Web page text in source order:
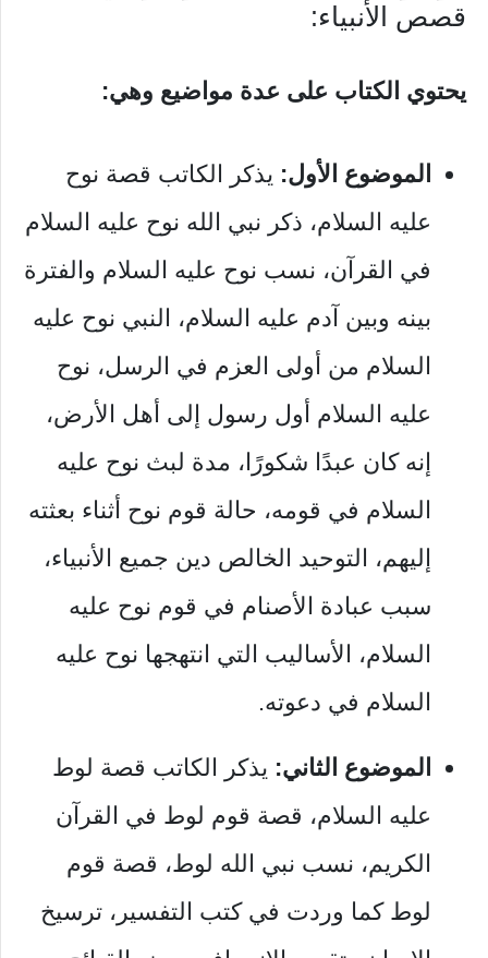
قصص الأنبياء:
يحتوي الكتاب على عدة مواضيع وهي:
الموضوع الأول: يذكر الكاتب قصة نوح
عليه السلام، ذكر نبي الله نوح عليه السلام
في القرآن، نسب نوح عليه السلام والفترة
بينه وبين آدم عليه السلام، النبي نوح عليه
السلام من أولى العزم في الرسل، نوح
عليه السلام أول رسول إلى أهل الأرض،
إنه كان عبدًا شكورًا، مدة لبث نوح عليه
السلام في قومه، حالة قوم نوح أثناء بعثته
إليهم، التوحيد الخالص دين جميع الأنبياء،
سبب عبادة الأصنام في قوم نوح عليه
السلام، الأساليب التي انتهجها نوح عليه
السلام في دعوته.
الموضوع الثاني: يذكر الكاتب قصة لوط
عليه السلام، قصة قوم لوط في القرآن
الكريم، نسب نبي الله لوط، قصة قوم
لوط كما وردت في كتب التفسير، ترسيخ